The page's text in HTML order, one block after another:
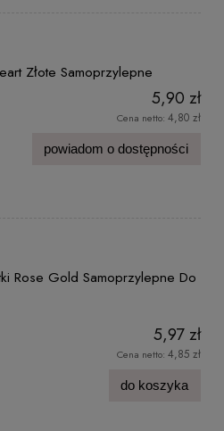
Złote Samoprzylepne
5,90 zł
Cena netto: 4,80 zł
powiadom o dostępności
Rose Gold Samoprzylepne Do
5,97 zł
Cena netto: 4,85 zł
do koszyka